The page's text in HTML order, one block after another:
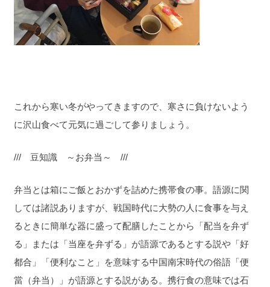
これから寒い冬がやってきますので、寒さに負けないよう
に沢山食べて元気に過ごして参りましょう。
/// 豆知識 ～お弁当～ ///
弁当とは箱にご飯とおかずを詰めた携帯食の事。語源に関
しては諸説ありますが、戦国時代に大勢の人に食事を与え
るときに簡単な器に盛って配膳したことから「配当を弁ず
る」または「当座を弁ずる」が語源であるとする説や「好
都合」「便利なこと」を意味する中国南宋時代の俗語「便
當（弁当）
」が語源とする説がある。携行食の意味では石